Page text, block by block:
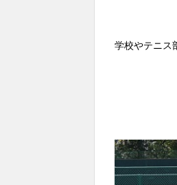
学校やテニス